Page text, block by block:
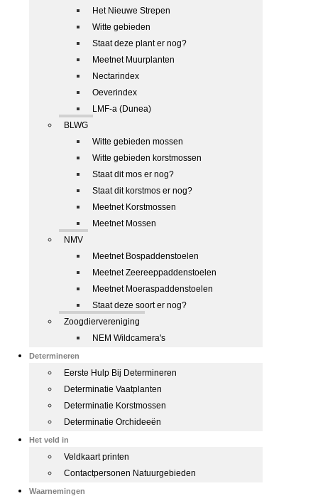
Het Nieuwe Strepen
Witte gebieden
Staat deze plant er nog?
Meetnet Muurplanten
Nectarindex
Oeverindex
LMF-a (Dunea)
BLWG
Witte gebieden mossen
Witte gebieden korstmossen
Staat dit mos er nog?
Staat dit korstmos er nog?
Meetnet Korstmossen
Meetnet Mossen
NMV
Meetnet Bospaddenstoelen
Meetnet Zeereeppaddenstoelen
Meetnet Moeraspaddenstoelen
Staat deze soort er nog?
Zoogdiervereniging
NEM Wildcamera's
Determineren
Eerste Hulp Bij Determineren
Determinatie Vaatplanten
Determinatie Korstmossen
Determinatie Orchideeën
Het veld in
Veldkaart printen
Contactpersonen Natuurgebieden
Waarnemingen